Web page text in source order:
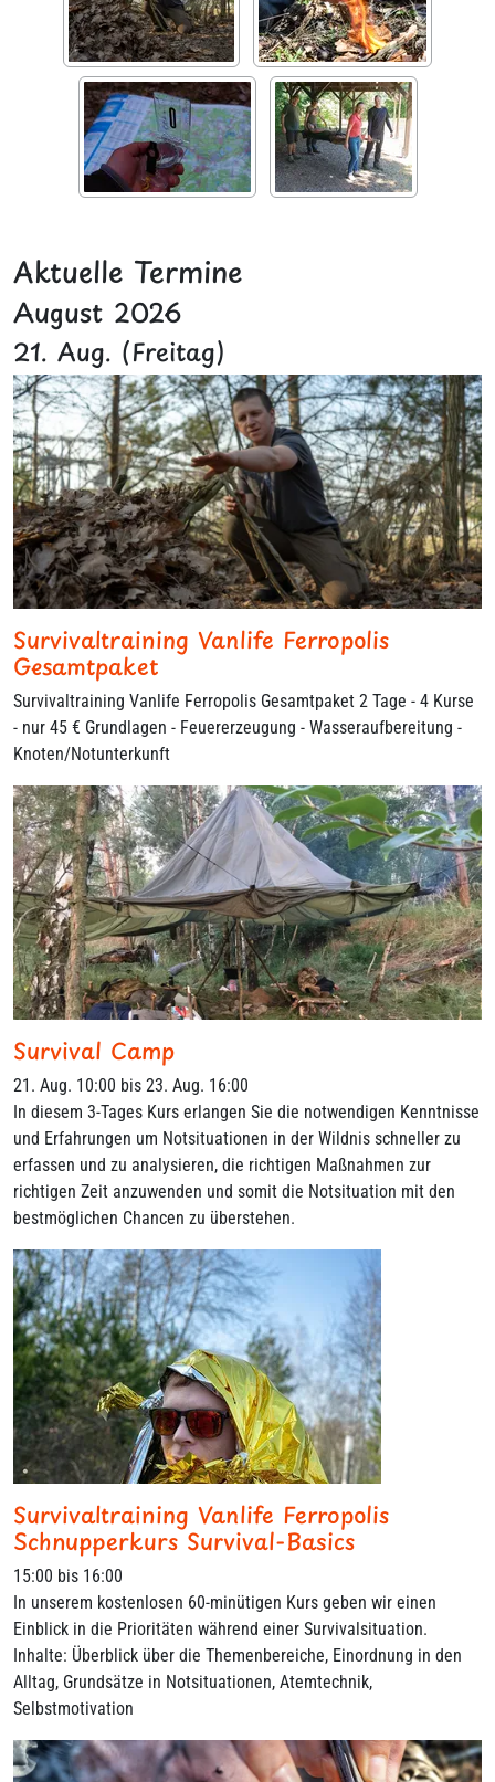
Aktuelle Termine
August 2026
21. Aug. (Freitag)
Survivaltraining Vanlife Ferropolis
Gesamtpaket
Survivaltraining Vanlife Ferropolis Gesamtpaket 2 Tage - 4 Kurse
- nur 45 € Grundlagen - Feuererzeugung - Wasseraufbereitung -
Knoten/Notunterkunft
Survival Camp
21. Aug. 10:00 bis 23. Aug. 16:00
In diesem 3-Tages Kurs erlangen Sie die notwendigen Kenntnisse
und Erfahrungen um Notsituationen in der Wildnis schneller zu
erfassen und zu analysieren, die richtigen Maßnahmen zur
richtigen Zeit anzuwenden und somit die Notsituation mit den
bestmöglichen Chancen zu überstehen.
Survivaltraining Vanlife Ferropolis
Schnupperkurs Survival-Basics
15:00 bis 16:00
In unserem kostenlosen 60-minütigen Kurs geben wir einen
Einblick in die Prioritäten während einer Survivalsituation.
Inhalte: Überblick über die Themenbereiche, Einordnung in den
Alltag, Grundsätze in Notsituationen, Atemtechnik,
Selbstmotivation